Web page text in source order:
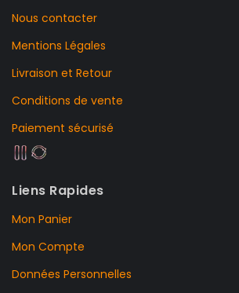
Nous contacter
Mentions Légales
Livraison et Retour
Conditions de vente
Paiement sécurisé
Liens Rapides
Mon Panier
Mon Compte
Données Personnelles